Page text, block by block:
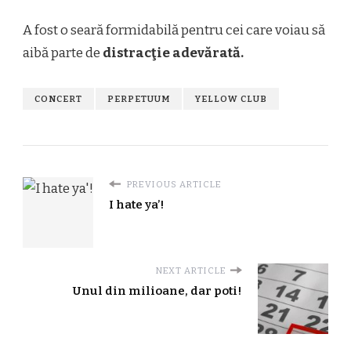
A fost o seară formidabilă pentru cei care voiau să
aibă parte de distracţie adevărată.
CONCERT PERPETUUM YELLOW CLUB
PREVIOUS ARTICLE
I hate ya’!
NEXT ARTICLE
Unul din milioane, dar poti!